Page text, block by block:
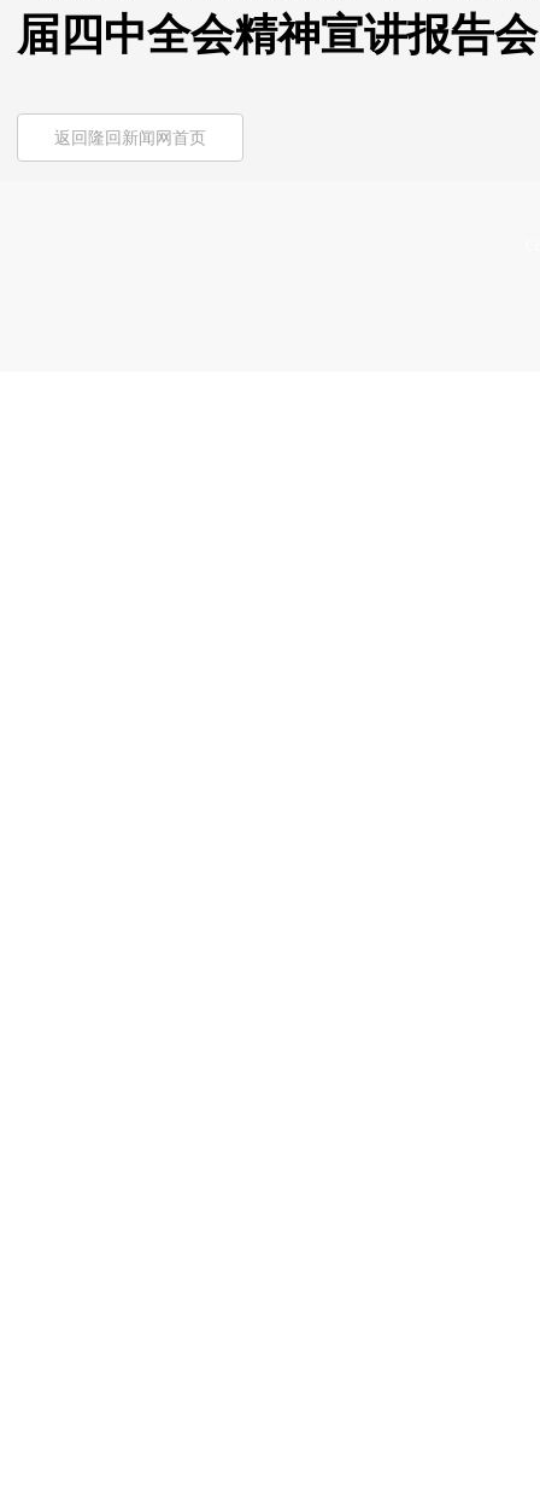
届四中全会精神宣讲报告会
返回隆回新闻网首页